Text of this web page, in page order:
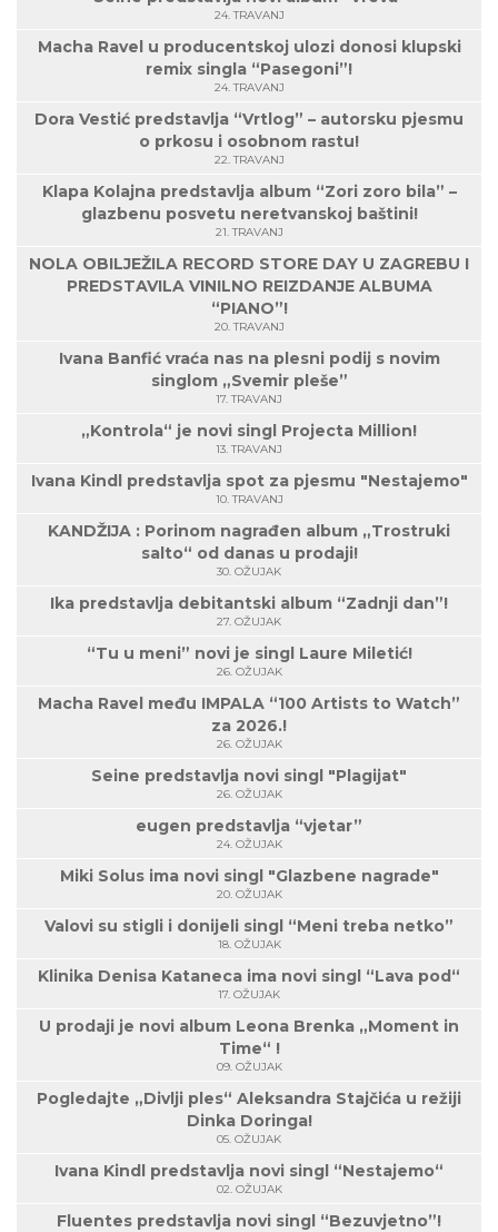
24. TRAVANJ
Macha Ravel u producentskoj ulozi donosi klupski
remix singla “Pasegoni”!
24. TRAVANJ
Dora Vestić predstavlja “Vrtlog” – autorsku pjesmu
o prkosu i osobnom rastu!
22. TRAVANJ
Klapa Kolajna predstavlja album “Zori zoro bila” –
glazbenu posvetu neretvanskoj baštini!
21. TRAVANJ
NOLA OBILJEŽILA RECORD STORE DAY U ZAGREBU I
PREDSTAVILA VINILNO REIZDANJE ALBUMA
“PIANO”!
20. TRAVANJ
Ivana Banfić vraća nas na plesni podij s novim
singlom „Svemir pleše”
17. TRAVANJ
„Kontrola“ je novi singl Projecta Million!
13. TRAVANJ
Ivana Kindl predstavlja spot za pjesmu "Nestajemo"
10. TRAVANJ
KANDŽIJA : Porinom nagrađen album „Trostruki
salto“ od danas u prodaji!
30. OŽUJAK
Ika predstavlja debitantski album “Zadnji dan”!
27. OŽUJAK
“Tu u meni” novi je singl Laure Miletić!
26. OŽUJAK
Macha Ravel među IMPALA “100 Artists to Watch”
za 2026.!
26. OŽUJAK
Seine predstavlja novi singl "Plagijat"
26. OŽUJAK
eugen predstavlja “vjetar”
24. OŽUJAK
Miki Solus ima novi singl "Glazbene nagrade"
20. OŽUJAK
Valovi su stigli i donijeli singl “Meni treba netko”
18. OŽUJAK
Klinika Denisa Kataneca ima novi singl “Lava pod“
17. OŽUJAK
U prodaji je novi album Leona Brenka „Moment in
Time“ !
09. OŽUJAK
Pogledajte „Divlji ples“ Aleksandra Stajčića u režiji
Dinka Doringa!
05. OŽUJAK
Ivana Kindl predstavlja novi singl “Nestajemo“
02. OŽUJAK
Fluentes predstavlja novi singl “Bezuvjetno”!